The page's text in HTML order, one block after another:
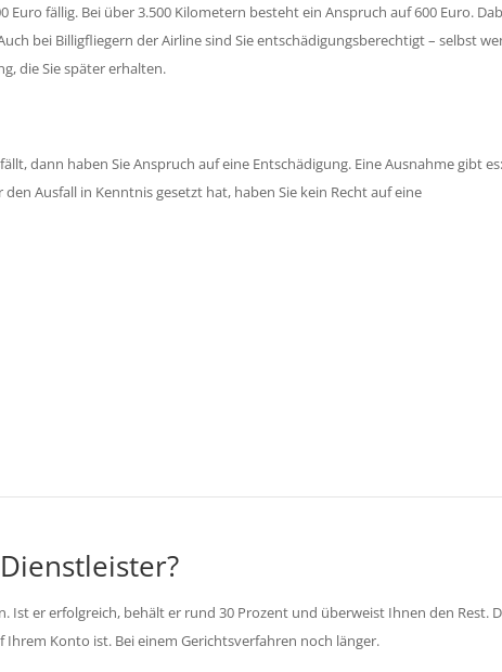
Euro fällig. Bei über 3.500 Kilometern besteht ein Anspruch auf 600 Euro.
bei Billigfliegern der Airline sind Sie entschädigungsberechtigt – selbst
die Sie später erhalten.
dann haben Sie Anspruch auf eine Entschädigung. Eine Ausnahme gibt es:
Ausfall in Kenntnis gesetzt hat, haben Sie kein Recht auf eine
Ist er erfolgreich, behält er rund 30 Prozent und überweist Ihnen den Rest.
Ihrem Konto ist. Bei einem Gerichtsverfahren noch länger.